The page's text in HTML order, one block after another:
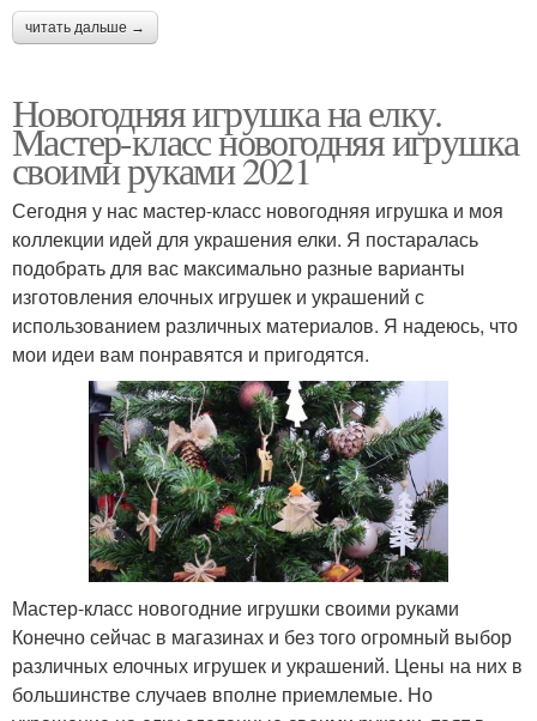
читать дальше →
Новогодняя игрушка на елку.
Мастер-класс новогодняя игрушка
своими руками 2021
Сегодня у нас мастер-класс новогодняя игрушка и моя
коллекции идей для украшения елки. Я постаралась
подобрать для вас максимально разные варианты
изготовления елочных игрушек и украшений с
использованием различных материалов. Я надеюсь, что
мои идеи вам понравятся и пригодятся.
Мастер-класс новогодние игрушки своими руками
Конечно сейчас в магазинах и без того огромный выбор
различных елочных игрушек и украшений. Цены на них в
большинстве случаев вполне приемлемые. Но